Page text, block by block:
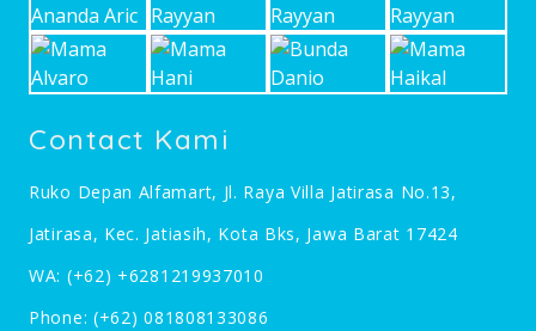
Contact Kami
Ruko Depan Alfamart, Jl. Raya Villa Jatirasa No.13,
Jatirasa, Kec. Jatiasih, Kota Bks, Jawa Barat 17424
WA: (+62) +6281219937010
Phone: (+62) 081808133086